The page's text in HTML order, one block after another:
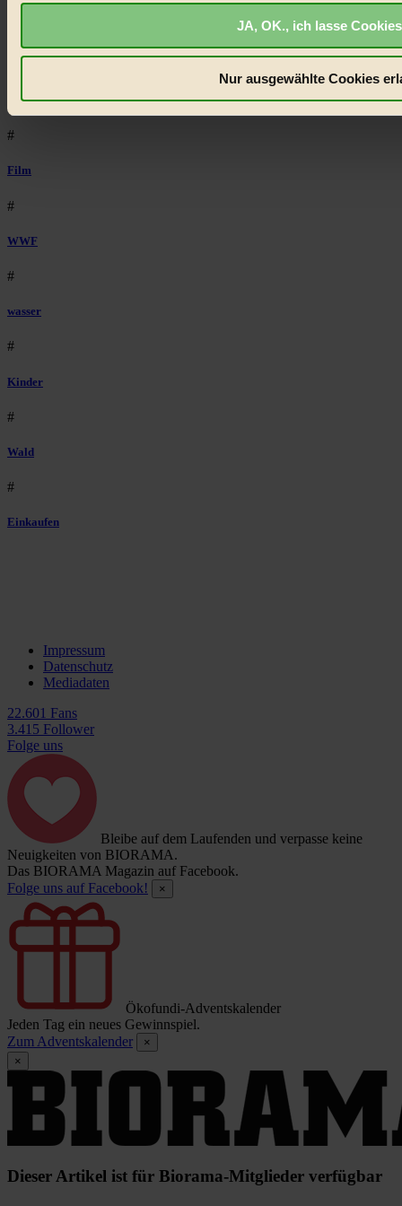
JA, OK., ich lasse
Nur ausgewählte Cookies
Mode
#
Film
#
WWF
#
wasser
#
Kinder
#
Wald
#
Einkaufen
Impressum
Datenschutz
Mediadaten
22.601 Fans
3.415 Follower
Folge uns
Bleibe auf dem Laufenden und verpasse keine
Neuigkeiten von BIORAMA.
Das BIORAMA Magazin auf Facebook.
Folge uns auf Facebook!
×
Ökofundi-Adventskalender
Jeden Tag ein neues Gewinnspiel.
Zum Adventskalender
×
×
Dieser Artikel ist für Biorama-Mitglieder verfügbar